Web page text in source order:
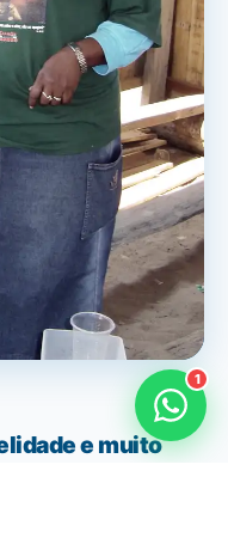
e muito
22:48
1